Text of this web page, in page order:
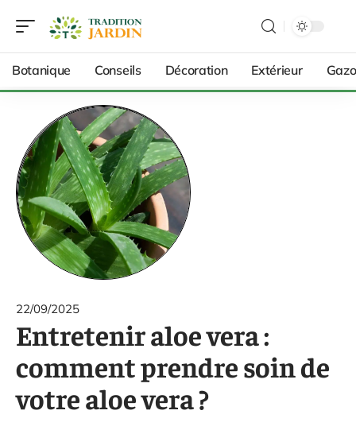
Botanique Conseils Décoration Extérieur
22/09/2025
Entretenir aloe vera :
comment prendre soin de
votre aloe vera ?